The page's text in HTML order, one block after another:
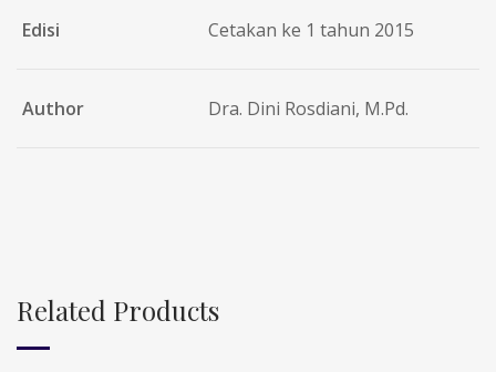
Edisi Cetakan ke 1 tahun 2015
Author Dra. Dini Rosdiani, M.Pd.
Related Products